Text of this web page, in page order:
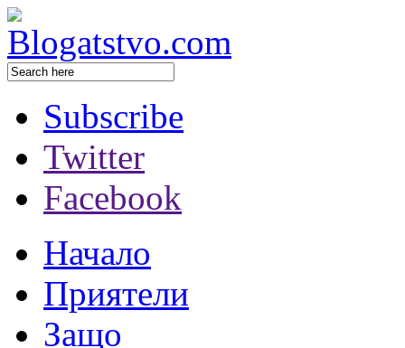
Subscribe
Twitter
Facebook
Начало
Приятели
Защо